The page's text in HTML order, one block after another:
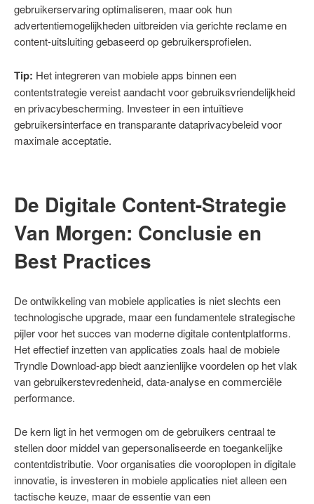
gebruikerservaring optimaliseren, maar ook hun
advertentiemogelijkheden uitbreiden via gerichte reclame en
content-uitsluiting gebaseerd op gebruikersprofielen.
Tip: Het integreren van mobiele apps binnen een
contentstrategie vereist aandacht voor gebruiksvriendelijkheid
en privacybescherming. Investeer in een intuïtieve
gebruikersinterface en transparante dataprivacybeleid voor
maximale acceptatie.
De Digitale Content-Strategie
Van Morgen: Conclusie en
Best Practices
De ontwikkeling van mobiele applicaties is niet slechts een
technologische upgrade, maar een fundamentele strategische
pijler voor het succes van moderne digitale contentplatforms.
Het effectief inzetten van applicaties zoals haal de mobiele
Tryndle Download-app biedt aanzienlijke voordelen op het vlak
van gebruikerstevredenheid, data-analyse en commerciële
performance.
De kern ligt in het vermogen om de gebruikers centraal te
stellen door middel van gepersonaliseerde en toegankelijke
contentdistributie. Voor organisaties die vooroplopen in digitale
innovatie, is investeren in mobiele applicaties niet alleen een
tactische keuze, maar de essentie van een